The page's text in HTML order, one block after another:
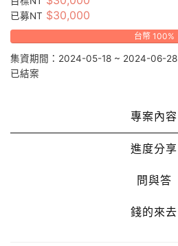
已募NT $30,000
台幣 100%
集資期間：2024-05-18 ~ 2024-06-28
已結案
專案內容
進度分享
問與答
錢的來去